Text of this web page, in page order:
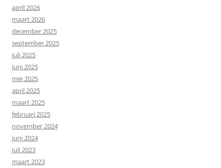
april 2026
maart 2026
december 2025
september 2025
juli 2025
juni 2025
mei 2025
april 2025
maart 2025
februari 2025
november 2024
juni 2024
juli 2023
maart 2023